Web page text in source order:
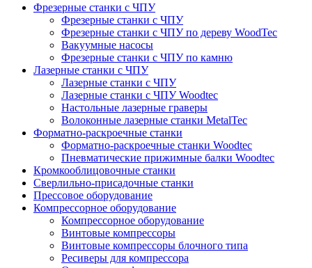
Фрезерные станки с ЧПУ
Фрезерные станки с ЧПУ
Фрезерные станки с ЧПУ по дереву WoodTec
Вакуумные насосы
Фрезерные станки с ЧПУ по камню
Лазерные станки с ЧПУ
Лазерные станки с ЧПУ
Лазерные станки с ЧПУ Woodtec
Настольные лазерные граверы
Волоконные лазерные станки MetalTec
Форматно-раскроечные станки
Форматно-раскроечные станки Woodtec
Пневматические прижимные балки Woodtec
Кромкооблицовочные станки
Сверлильно-присадочные станки
Прессовое оборудование
Компрессорное оборудование
Компрессорное оборудование
Винтовые компрессоры
Винтовые компрессоры блочного типа
Ресиверы для компрессора